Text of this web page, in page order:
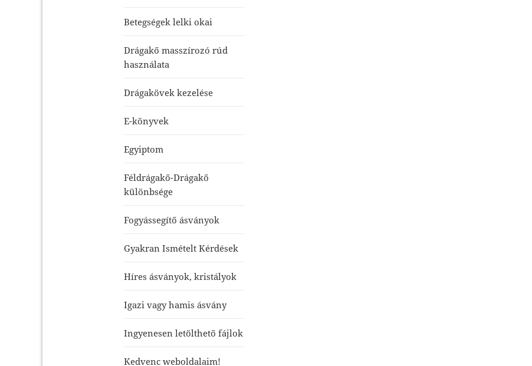
Betegségek lelki okai
Drágakő masszírozó rúd
használata
Drágakövek kezelése
E-könyvek
Egyiptom
Féldrágakő-Drágakő
különbsége
Fogyássegítő ásványok
Gyakran Ismételt Kérdések
Híres ásványok, kristályok
Igazi vagy hamis ásvány
Ingyenesen letölthető fájlok
Kedvenc weboldalaim!